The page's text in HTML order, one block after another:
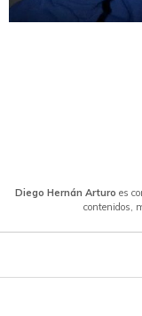
Diego Hernán Arturo es
contenidos,